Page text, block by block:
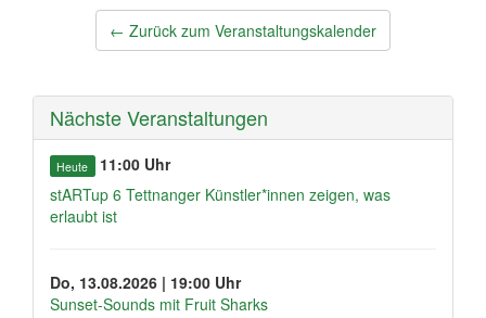
Post← Zurück zum Veranstaltungskalender
Nächste Veranstaltungen
Heute 11:00 Uhr
stARTup 6 Tettnanger Künstler*innen zeigen, was
erlaubt ist
Do, 13.08.2026 | 19:00 Uhr
Sunset-Sounds mit Fruit Sharks